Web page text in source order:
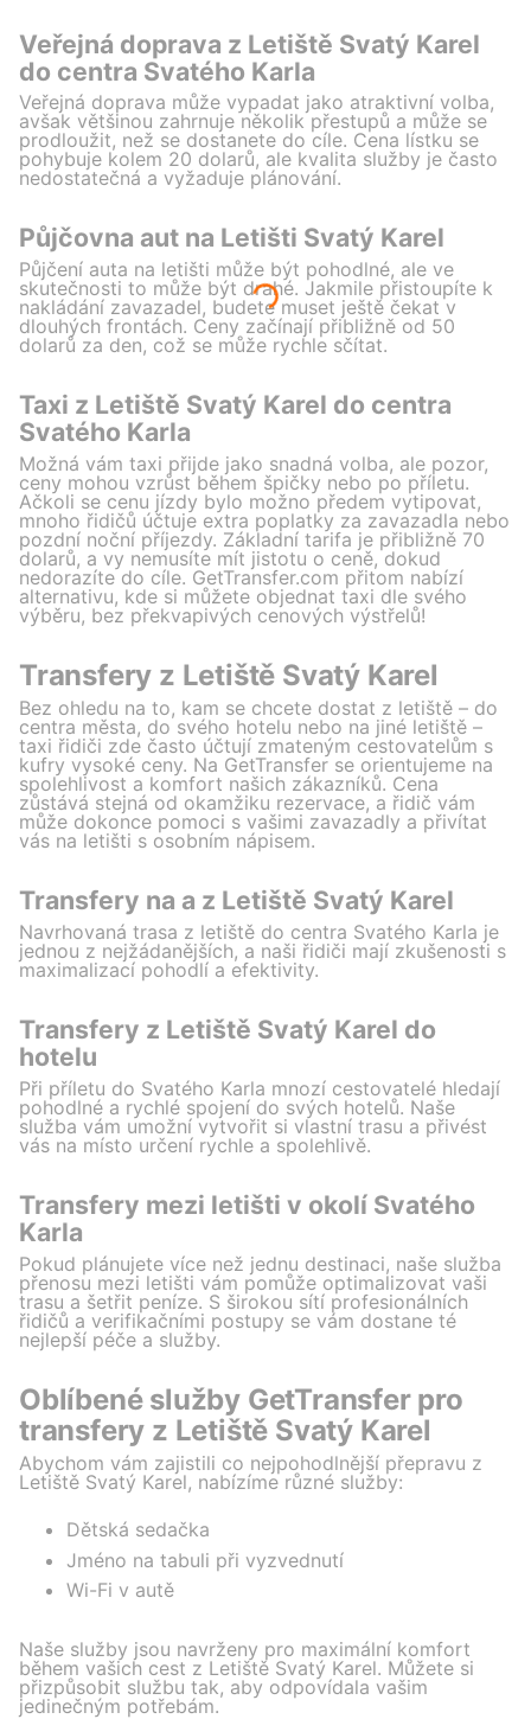
Veřejná doprava z Letiště Svatý Karel
do centra Svatého Karla
Veřejná doprava může vypadat jako atraktivní volba,
avšak většinou zahrnuje několik přestupů a může se
prodloužit, než se dostanete do cíle. Cena lístku se
pohybuje kolem 20 dolarů, ale kvalita služby je často
nedostatečná a vyžaduje plánování.
Půjčovna aut na Letišti Svatý Karel
Půjčení auta na letišti může být pohodlné, ale ve
skutečnosti to může být drahé. Jakmile přistoupíte k
nakládání zavazadel, budete muset ještě čekat v
dlouhých frontách. Ceny začínají přibližně od 50
dolarů za den, což se může rychle sčítat.
Taxi z Letiště Svatý Karel do centra
Svatého Karla
Možná vám taxi přijde jako snadná volba, ale pozor,
ceny mohou vzrůst během špičky nebo po příletu.
Ačkoli se cenu jízdy bylo možno předem vytipovat,
mnoho řidičů účtuje extra poplatky za zavazadla nebo
pozdní noční příjezdy. Základní tarifa je přibližně 70
dolarů, a vy nemusíte mít jistotu o ceně, dokud
nedorazíte do cíle. GetTransfer.com přitom nabízí
alternativu, kde si můžete objednat taxi dle svého
výběru, bez překvapivých cenových výstřelů!
Transfery z Letiště Svatý Karel
Bez ohledu na to, kam se chcete dostat z letiště – do
centra města, do svého hotelu nebo na jiné letiště –
taxi řidiči zde často účtují zmateným cestovatelům s
kufry vysoké ceny. Na GetTransfer se orientujeme na
spolehlivost a komfort našich zákazníků. Cena
zůstává stejná od okamžiku rezervace, a řidič vám
může dokonce pomoci s vašimi zavazadly a přivítat
vás na letišti s osobním nápisem.
Transfery na a z Letiště Svatý Karel
Navrhovaná trasa z letiště do centra Svatého Karla je
jednou z nejžádanějších, a naši řidiči mají zkušenosti s
maximalizací pohodlí a efektivity.
Transfery z Letiště Svatý Karel do
hotelu
Při příletu do Svatého Karla mnozí cestovatelé hledají
pohodlné a rychlé spojení do svých hotelů. Naše
služba vám umožní vytvořit si vlastní trasu a přivést
vás na místo určení rychle a spolehlivě.
Transfery mezi letišti v okolí Svatého
Karla
Pokud plánujete více než jednu destinaci, naše služba
přenosu mezi letišti vám pomůže optimalizovat vaši
trasu a šetřit peníze. S širokou sítí profesionálních
řidičů a verifikačními postupy se vám dostane té
nejlepší péče a služby.
Oblíbené služby GetTransfer pro
transfery z Letiště Svatý Karel
Abychom vám zajistili co nejpohodlnější přepravu z
Letiště Svatý Karel, nabízíme různé služby:
Dětská sedačka
Jméno na tabuli při vyzvednutí
Wi-Fi v autě
Naše služby jsou navrženy pro maximální komfort
během vašich cest z Letiště Svatý Karel. Můžete si
přizpůsobit službu tak, aby odpovídala vašim
jedinečným potřebám.